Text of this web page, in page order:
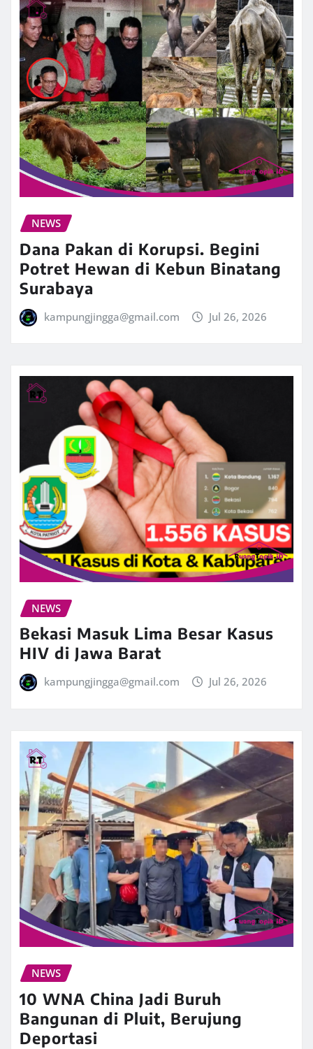
NEWS
Dana Pakan di Korupsi. Begini
Potret Hewan di Kebun Binatang
Surabaya
kampungjingga@gmail.com Jul 26, 2026
NEWS
Bekasi Masuk Lima Besar Kasus
HIV di Jawa Barat
kampungjingga@gmail.com Jul 26, 2026
NEWS
10 WNA China Jadi Buruh
Bangunan di Pluit, Berujung
Deportasi